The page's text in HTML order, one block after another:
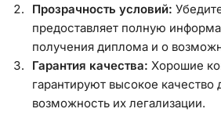
Прозрачность условий:
предоставляет полную
получения диплома и о
Гарантия качества: Хорошие
гарантируют высокое качество
возможность их легализации.